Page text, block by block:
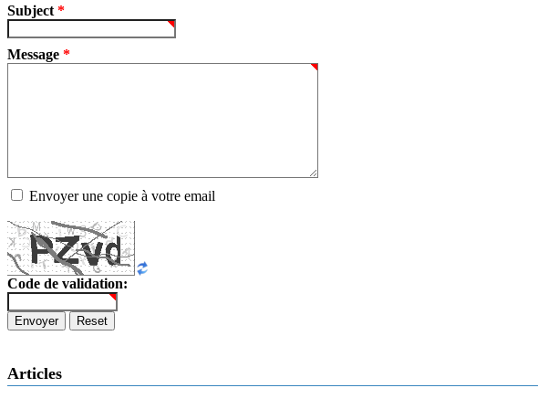
Subject *
Message *
Envoyer une copie à votre email
Code de validation:
Envoyer Reset
Articles